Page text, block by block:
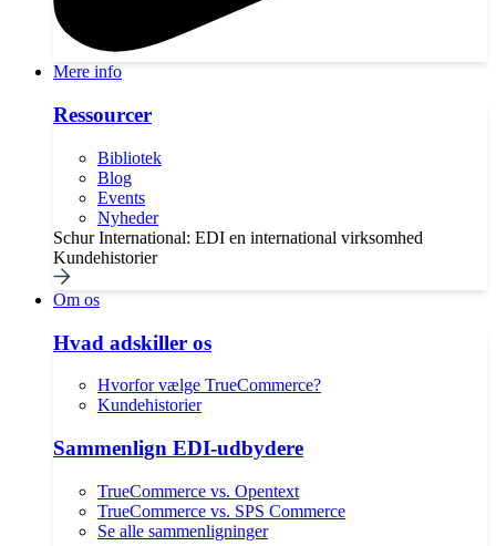
Mere info
Ressourcer
Bibliotek
Blog
Events
Nyheder
Schur International: EDI en international virksomhed
Kundehistorier
Om os
Hvad adskiller os
Hvorfor vælge TrueCommerce?
Kundehistorier
Sammenlign EDI-udbydere
TrueCommerce vs. Opentext
TrueCommerce vs. SPS Commerce
Se alle sammenligninger